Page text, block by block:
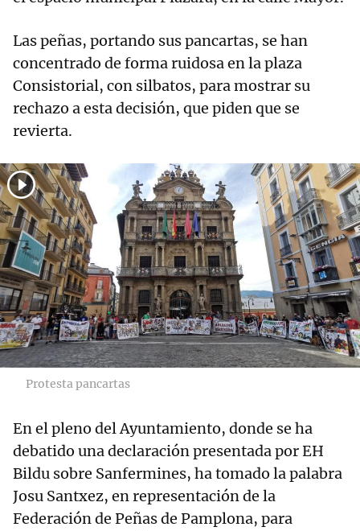
Las peñas, portando sus pancartas, se han
concentrado de forma ruidosa en la plaza
Consistorial, con silbatos, para mostrar su
rechazo a esta decisión, que piden que se
revierta.
Protesta pancartas
En el pleno del Ayuntamiento, donde se ha
debatido una declaración presentada por EH
Bildu sobre Sanfermines, ha tomado la palabra
Josu Santxez, en representación de la
Federación de Peñas de Pamplona, para